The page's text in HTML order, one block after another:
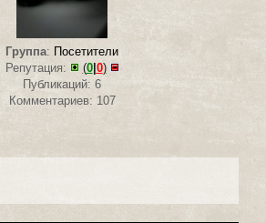
Группа: Посетители
Репутация:
(0| 0)
Публикаций: 6
Комментариев: 107